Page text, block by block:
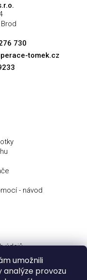
umožnili
analýze provozu
730
tomek.cz
- návod
údajů